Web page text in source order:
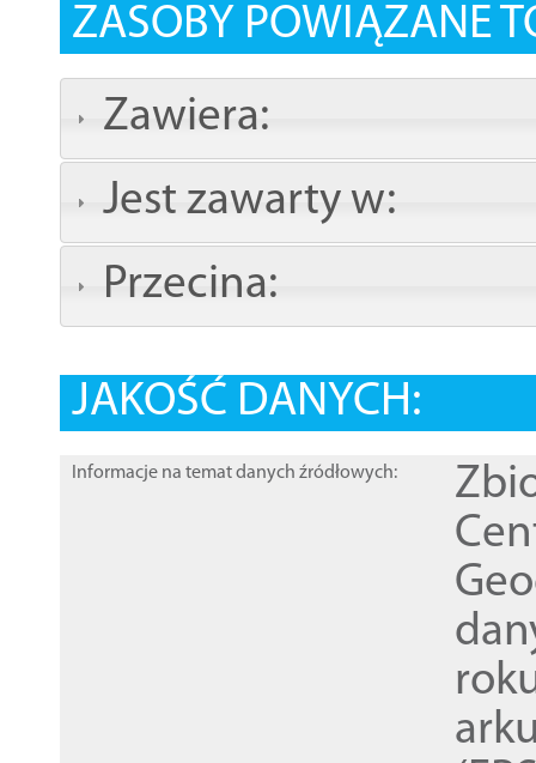
ZASOBY POWIĄZANE
Zawiera:
Jest zawarty w:
Przecina:
JAKOŚĆ DANYCH:
Informacje na temat danych źródłowych: